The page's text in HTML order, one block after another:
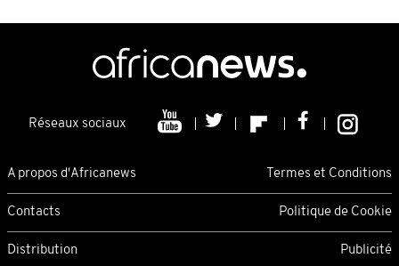
Réseaux sociaux
A propos d'Africanews Termes et Conditions
Contacts Politique de Cookie
Distribution Publicité